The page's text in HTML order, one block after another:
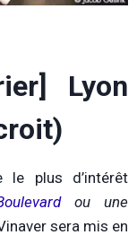
Lyon
le plus d’intérêt
ou une
sera mis en